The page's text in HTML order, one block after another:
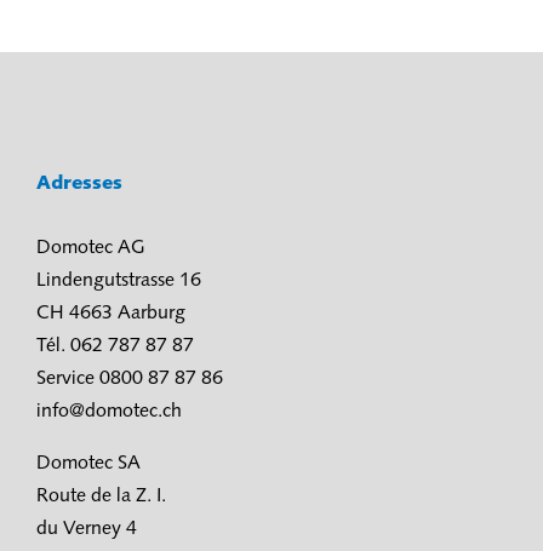
Adresses
Domotec AG
Lindengutstrasse 16
CH 4663 Aarburg
Tél. 062 787 87 87
Service 0800 87 87 86
info@domotec.ch
Domotec SA
Route de la Z. I.
du Verney 4